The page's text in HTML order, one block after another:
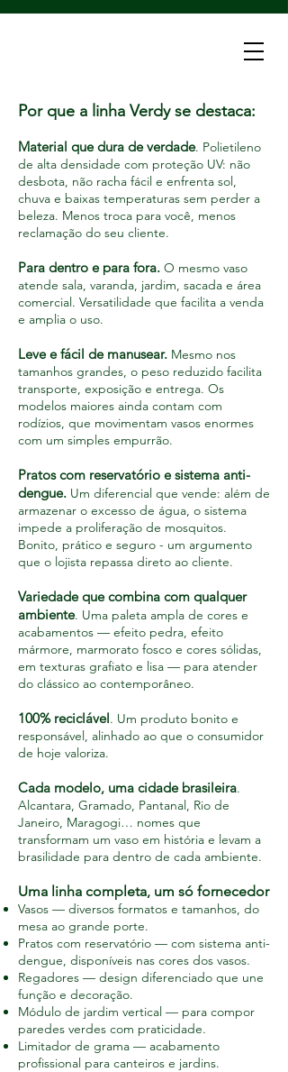
Por que a linha Verdy se destaca:
Material que dura de verdade. Polietileno
de alta densidade com proteção UV: não
desbota, não racha fácil e enfrenta sol,
chuva e baixas temperaturas sem perder a
beleza. Menos troca para você, menos
reclamação do seu cliente.
Para dentro e para fora. O mesmo vaso
atende sala, varanda, jardim, sacada e área
comercial. Versatilidade que facilita a venda
e amplia o uso.
Leve e fácil de manusear. Mesmo nos
tamanhos grandes, o peso reduzido facilita
transporte, exposição e entrega. Os
modelos maiores ainda contam com
rodízios, que movimentam vasos enormes
com um simples empurrão.
Pratos com reservatório e sistema anti-
dengue. Um diferencial que vende: além de
armazenar o excesso de água, o sistema
impede a proliferação de mosquitos.
Bonito, prático e seguro - um argumento
que o lojista repassa direto ao cliente.
Variedade que combina com qualquer
ambiente. Uma paleta ampla de cores e
acabamentos — efeito pedra, efeito
mármore, marmorato fosco e cores sólidas,
em texturas grafiato e lisa — para atender
do clássico ao contemporâneo.
100% reciclável. Um produto bonito e
responsável, alinhado ao que o consumidor
de hoje valoriza.
Cada modelo, uma cidade brasileira.
Alcantara, Gramado, Pantanal, Rio de
Janeiro, Maragogi… nomes que
transformam um vaso em história e levam a
brasilidade para dentro de cada ambiente.
Uma linha completa, um só fornecedor
Vasos — diversos formatos e tamanhos, do
mesa ao grande porte.
Pratos com reservatório — com sistema anti-
dengue, disponíveis nas cores dos vasos.
Regadores — design diferenciado que une
função e decoração.
Módulo de jardim vertical — para compor
paredes verdes com praticidade.
Limitador de grama — acabamento
profissional para canteiros e jardins.